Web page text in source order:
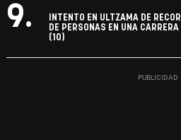
9.
INTENTO EN ULTZAMA DE
DE PERSONAS EN UNA
(10)